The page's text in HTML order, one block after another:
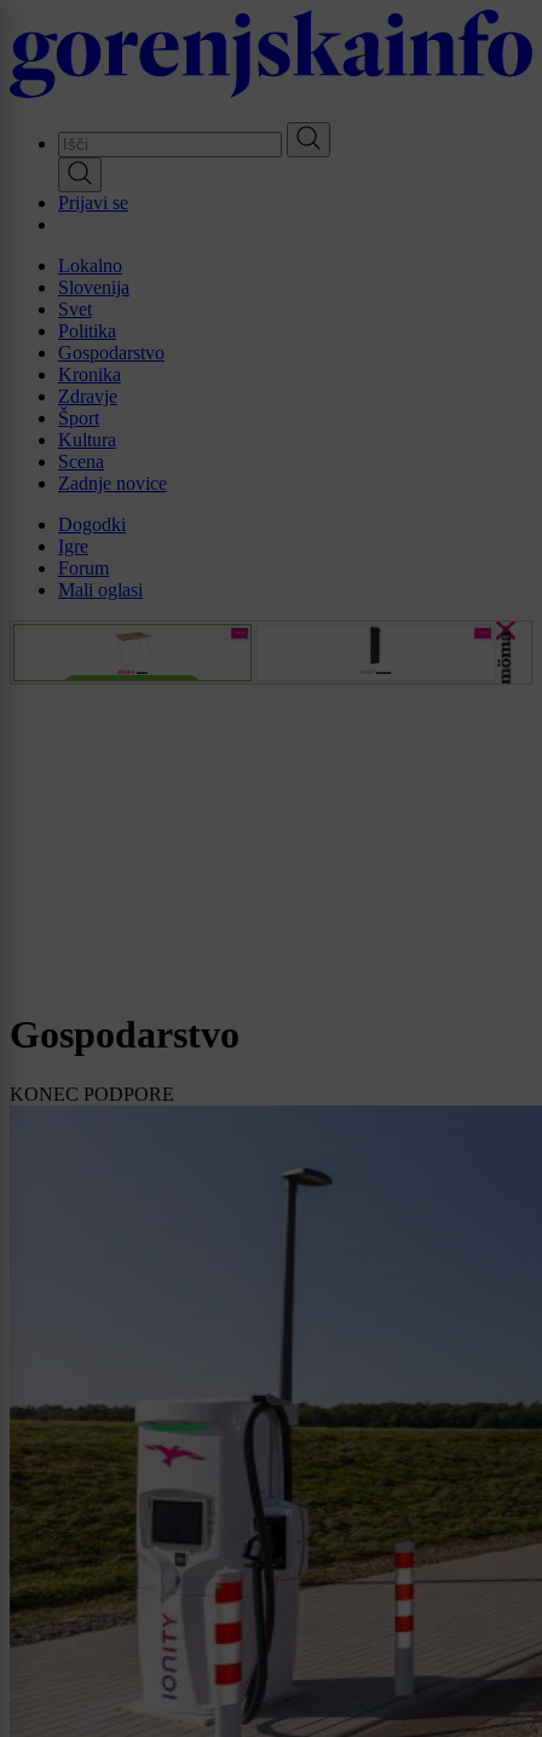
to
main
content
Prijavi se
Lokalno
Slovenija
Svet
Politika
Gospodarstvo
Kronika
Zdravje
Šport
Kultura
Scena
Zadnje novice
Dogodki
Igre
Forum
Mali oglasi
Gospodarstvo
KONEC PODPORE